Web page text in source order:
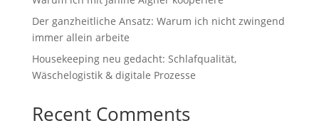
Der ganzheitliche Ansatz: Warum ich nicht zwingend
immer allein arbeite
Housekeeping neu gedacht: Schlafqualität,
Wäschelogistik & digitale Prozesse
Recent Comments